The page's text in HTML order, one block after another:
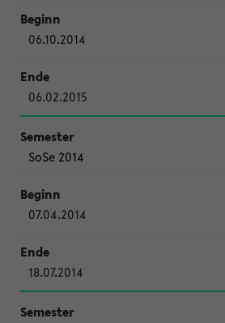
06.10.2014
06.02.2015
SoSe 2014
07.04.2014
18.07.2014